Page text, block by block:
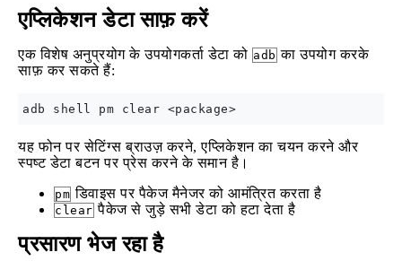
एप्लिकेशन डेटा साफ़ करें
एक विशेष अनुप्रयोग के उपयोगकर्ता डेटा को adb का उपयोग करके
साफ़ कर सकते हैं:
यह फोन पर सेटिंग्स ब्राउज़ करने, एप्लिकेशन का चयन करने और
स्पष्ट डेटा बटन पर प्रेस करने के समान है।
pm डिवाइस पर पैकेज मैनेजर को आमंत्रित करता है
clear पैकेज से जुड़े सभी डेटा को हटा देता है
प्रसारण भेज रहा है